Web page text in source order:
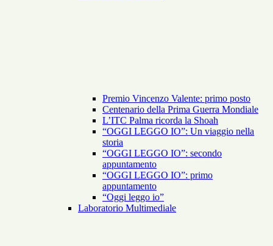
Premio Vincenzo Valente: primo posto
Centenario della Prima Guerra Mondiale
L’ITC Palma ricorda la Shoah
“OGGI LEGGO IO”: Un viaggio nella
storia
“OGGI LEGGO IO”: secondo
appuntamento
“OGGI LEGGO IO”: primo
appuntamento
“Oggi leggo io”
Laboratorio Multimediale